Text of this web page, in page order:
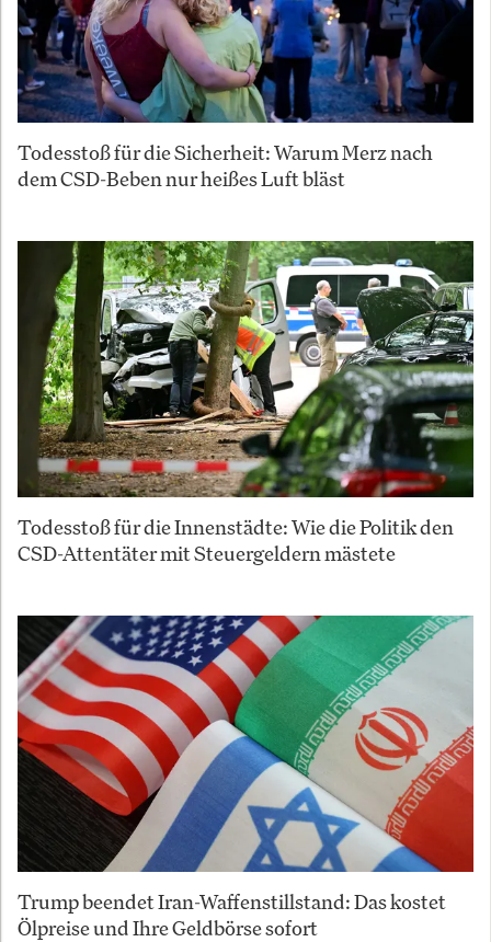
Todesstoß für die Sicherheit: Warum Merz nach
dem CSD-Beben nur heißes Luft bläst
Todesstoß für die Innenstädte: Wie die Politik den
CSD-Attentäter mit Steuergeldern mästete
Trump beendet Iran-Waffenstillstand: Das kostet
Ölpreise und Ihre Geldbörse sofort